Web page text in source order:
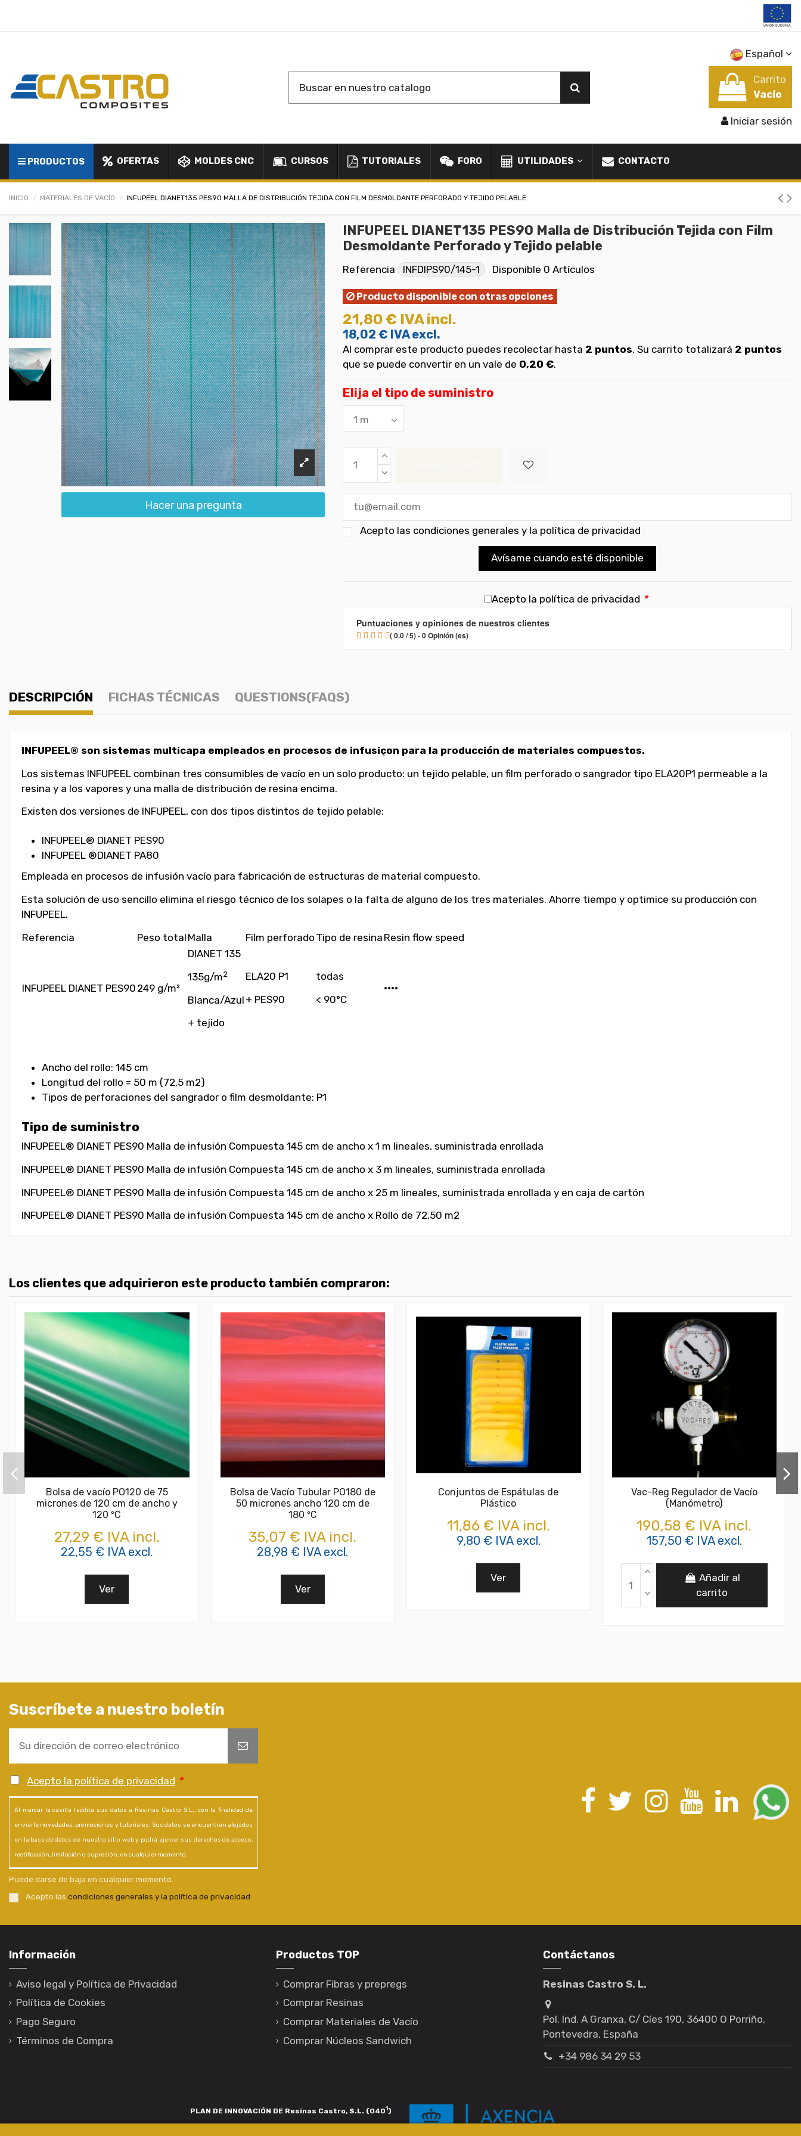
Español
Carrito
Vacío
Iniciar sesión
PRODUCTOS OFERTAS MOLDES CNC CURSOS TUTORIALES FORO UTILIDADES CONTACTO
INICIO MATERIALES DE VACÍO INFUPEEL DIANET135 PES90 MALLA DE DISTRIBUCIÓN TEJIDA CON FILM DESMOLDANTE PERFORADO Y TEJIDO PELABLE
Hacer una pregunta
INFUPEEL DIANET135 PES90 Malla de Distribución Tejida con Film
Desmoldante Perforado y Tejido pelable
Referencia INFDIPS90/145-1 Disponible 0 Artículos
Producto disponible con otras opciones
21,80 € IVA incl.
18,02 € IVA excl.
Al comprar este producto puedes recolectar hasta 2 puntos. Su carrito totalizará 2 puntos
que se puede convertir en un vale de 0,20 €.
Elija el tipo de suministro
Acepto las condiciones generales y la política de privacidad
Avísame cuando esté disponible
Acepto la política de privacidad *
Puntuaciones y opiniones de nuestros clientes
( 0.0 / 5) - 0 Opinión (es)
DESCRIPCIÓN FICHAS TÉCNICAS QUESTIONS(FAQS)
INFUPEEL® son sistemas multicapa empleados en procesos de infusiçon para la producción de materiales compuestos.
Los sistemas INFUPEEL combinan tres consumibles de vacío en un solo producto: un tejido pelable, un film perforado o sangrador tipo ELA20P1 permeable a la
resina y a los vapores y una malla de distribución de resina encima.
Existen dos versiones de INFUPEEL, con dos tipos distintos de tejido pelable:
INFUPEEL® DIANET PES90
INFUPEEL ®DIANET PA80
Empleada en procesos de infusión vacío para fabricación de estructuras de material compuesto.
Esta solución de uso sencillo elimina el riesgo técnico de los solapes o la falta de alguno de los tres materiales. Ahorre tiempo y optimice su producción con
INFUPEEL.
Referencia
Peso total Malla Film perforado Tipo de resina Resin flow speed
INFUPEEL DIANET PES90 249 g/m²
DIANET 135
135g/m2
Blanca/Azul
+ tejido
ELA20 P1
+ PES90
todas
< 90°C
••••
Ancho del rollo: 145 cm
Longitud del rollo = 50 m (72,5 m2)
Tipos de perforaciones del sangrador o film desmoldante: P1
Tipo de suministro
INFUPEEL® DIANET PES90 Malla de infusión Compuesta 145 cm de ancho x 1 m lineales, suministrada enrollada
INFUPEEL® DIANET PES90 Malla de infusión Compuesta 145 cm de ancho x 3 m lineales, suministrada enrollada
INFUPEEL® DIANET PES90 Malla de infusión Compuesta 145 cm de ancho x 25 m lineales, suministrada enrollada y en caja de cartón
INFUPEEL® DIANET PES90 Malla de infusión Compuesta 145 cm de ancho x Rollo de 72,50 m2
Los clientes que adquirieron este producto también compraron:
Bolsa de vacío PO120 de 75
micrones de 120 cm de ancho y
120 ºC
27,29 € IVA incl.
22,55 € IVA excl.
Ver
Bolsa de Vacío Tubular PO180 de
50 micrones ancho 120 cm de
180 ºC
35,07 € IVA incl.
28,98 € IVA excl.
Ver
Conjuntos de Espátulas de
Plástico
11,86 € IVA incl.
9,80 € IVA excl.
Ver
Vac-Reg Regulador de Vacío
(Manómetro)
190,58 € IVA incl.
157,50 € IVA excl.
Añadir al
carrito
Suscríbete a nuestro boletín
Acepto la política de privacidad *
Al marcar la casilla facilita sus datos a Resinas Castro S.L., con la finalidad de
enviarle novedades, promociones y tutoriales. Sus datos se encuentran alojados
en la base de datos de nuestro sitio web y podrá ejercer sus derechos de acceso,
rectificación, limitación o supresión, en cualquier momento.
Puede darse de baja en cualquier momento.
Acepto las condiciones generales y la política de privacidad
Información
Aviso legal y Política de Privacidad
Política de Cookies
Pago Seguro
Términos de Compra
Productos TOP
Comprar Fibras y prepregs
Comprar Resinas
Comprar Materiales de Vacío
Comprar Núcleos Sandwich
Contáctanos
Resinas Castro S. L.
Pol. Ind. A Granxa, C/ Cíes 190, 36400 O Porriño,
Pontevedra, España
+34 986 34 29 53
PLAN DE INNOVACIÓN DE Resinas Castro, S.L. (0401 )